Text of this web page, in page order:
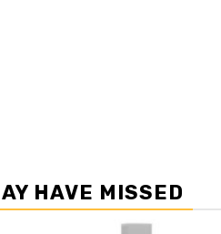
HAVE MISSED